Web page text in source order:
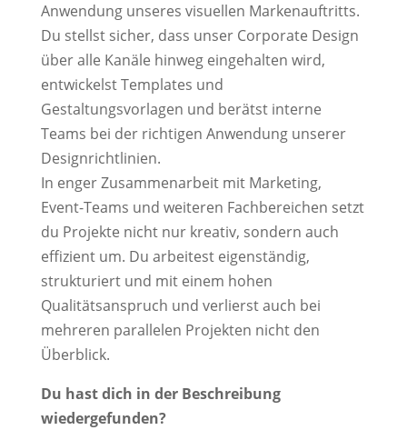
Anwendung unseres visuellen Markenauftritts.
Du stellst sicher, dass unser Corporate Design
über alle Kanäle hinweg eingehalten wird,
entwickelst Templates und
Gestaltungsvorlagen und berätst interne
Teams bei der richtigen Anwendung unserer
Designrichtlinien.
In enger Zusammenarbeit mit Marketing,
Event-Teams und weiteren Fachbereichen setzt
du Projekte nicht nur kreativ, sondern auch
effizient um. Du arbeitest eigenständig,
strukturiert und mit einem hohen
Qualitätsanspruch und verlierst auch bei
mehreren parallelen Projekten nicht den
Überblick.
Du hast dich in der Beschreibung
wiedergefunden?